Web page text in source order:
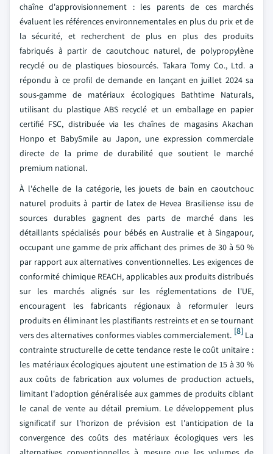
chaîne d'approvisionnement : les parents de ces marchés
évaluent les références environnementales en plus du prix et de
la sécurité, et recherchent de plus en plus des produits
fabriqués à partir de caoutchouc naturel, de polypropylène
recyclé ou de plastiques biosourcés. Takara Tomy Co., Ltd. a
répondu à ce profil de demande en lançant en juillet 2024 sa
sous-gamme de matériaux écologiques Bathtime Naturals,
utilisant du plastique ABS recyclé et un emballage en papier
certifié FSC, distribuée via les chaînes de magasins Akachan
Honpo et BabySmile au Japon, une expression commerciale
directe de la prime de durabilité que soutient le marché
premium national.
À l'échelle de la catégorie, les jouets de bain en caoutchouc
naturel produits à partir de latex de Hevea Brasiliense issu de
sources durables gagnent des parts de marché dans les
détaillants spécialisés pour bébés en Australie et à Singapour,
occupant une gamme de prix affichant des primes de 30 à 50 %
par rapport aux alternatives conventionnelles. Les exigences de
conformité chimique REACH, applicables aux produits distribués
sur les marchés alignés sur les réglementations de l'UE,
encouragent les fabricants régionaux à reformuler leurs
produits en éliminant les plastifiants restreints et en se tournant
vers des alternatives conformes viables commercialement. [8]La
contrainte structurelle de cette tendance reste le coût unitaire :
les matériaux écologiques ajoutent une estimation de 15 à 30 %
aux coûts de fabrication aux volumes de production actuels,
limitant l'adoption généralisée aux gammes de produits ciblant
le canal de vente au détail premium. Le développement plus
significatif sur l'horizon de prévision est l'anticipation de la
convergence des coûts des matériaux écologiques vers les